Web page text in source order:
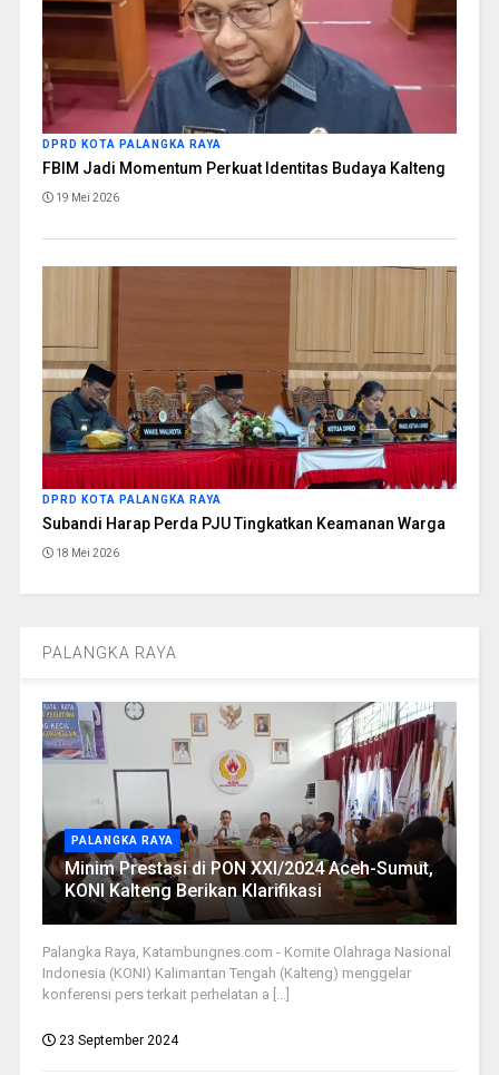
DPRD KOTA PALANGKA RAYA
FBIM Jadi Momentum Perkuat Identitas Budaya Kalteng
19 Mei 2026
DPRD KOTA PALANGKA RAYA
Subandi Harap Perda PJU Tingkatkan Keamanan Warga
18 Mei 2026
PALANGKA RAYA
PALANGKA RAYA
Minim Prestasi di PON XXI/2024 Aceh-Sumut,
KONI Kalteng Berikan Klarifikasi
Palangka Raya, Katambungnes.com - Komite Olahraga Nasional
Indonesia (KONI) Kalimantan Tengah (Kalteng) menggelar
konferensi pers terkait perhelatan a [...]
23 September 2024